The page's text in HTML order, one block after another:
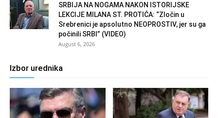
SRBIJA NA NOGAMA NAKON ISTORIJSKE
LEKCIJE MILANA ST. PROTIĆA: “Zločin u
Srebrenici je apsolutno NEOPROSTIV, jer su ga
počinili SRBI” (VIDEO)
August 6, 2026
Izbor urednika